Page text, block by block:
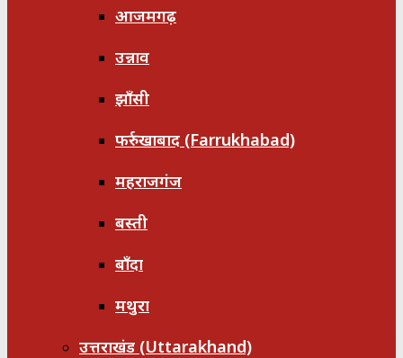
आजमगढ़
उन्नाव
झाँसी
फर्रुखाबाद (Farrukhabad)
महराजगंज
बस्ती
बाँदा
मथुरा
उत्तराखंड (Uttarakhand)